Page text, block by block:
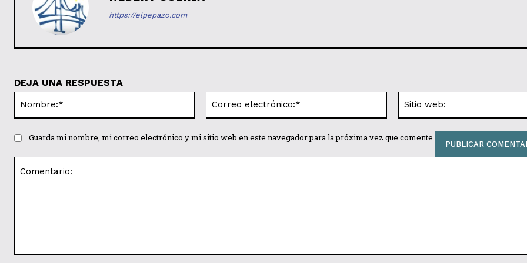
https://elpepazo.com
DEJA UNA RESPUESTA
electrónico:*
Guarda mi nombre, mi correo electrónico y mi sitio web en este navegador para la próxima vez que comente.